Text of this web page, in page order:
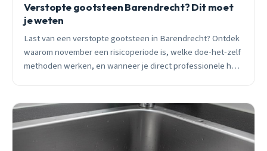
Verstopte gootsteen Barendrecht? Dit moet
je weten
Last van een verstopte gootsteen in Barendrecht? Ontdek
waarom november een risicoperiode is, welke doe-het-zelf
methoden werken, en wanneer je direct professionele hulp